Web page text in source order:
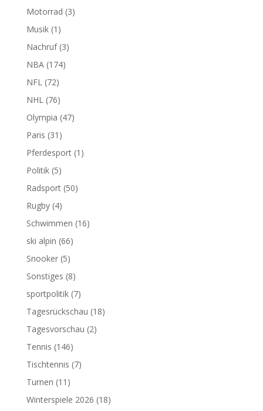
Motorrad (3)
Musik(1)
Nachruf(3)
NBA(174)
NFL(72)
NHL(76)
Olympia (47)
Paris (31)
Pferdesport(1)
Politik(5)
Radsport(50)
Rugby(4)
Schwimmen (16)
ski alpin (66)
Snooker(5)
Sonstiges (8)
sportpolitik(7)
Tagesrückschau (18)
Tagesvorschau (2)
Tennis (146)
Tischtennis (7)
Turnen (11)
Winterspiele 2026 (18)